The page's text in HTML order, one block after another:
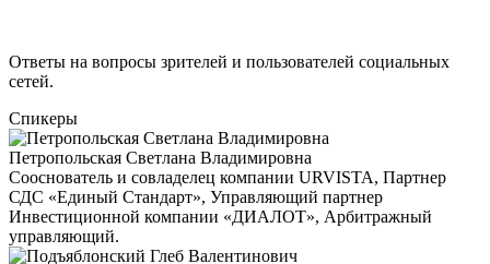
Ответы на вопросы зрителей и пользователей социальных
сетей.
Спикеры
Петропольская Светлана Владимировна
Сооснователь и совладелец компании URVISTA, Партнер
СДС «Единый Стандарт», Управляющий партнер
Инвестиционной компании «ДИАЛОТ», Арбитражный
управляющий.